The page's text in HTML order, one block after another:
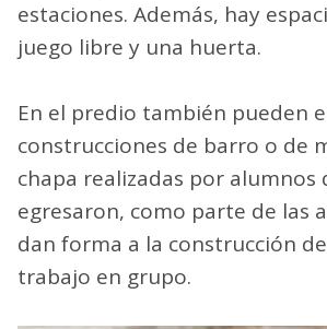
estaciones. Además, hay
juego libre y una huerta.
En el predio también pueden
construcciones de barro o de
chapa realizadas por alumnos
egresaron, como parte de las
dan forma a la construcción de
trabajo en grupo.